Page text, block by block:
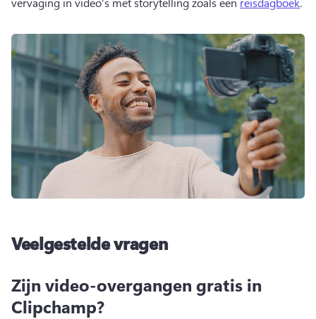
Veelgestelde vragen
Zijn video-overgangen gratis in
Clipchamp?